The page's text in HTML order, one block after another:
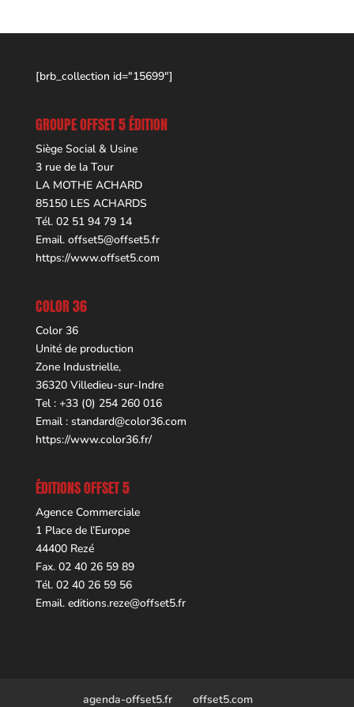
[brb_collection id="15699"]
GROUPE OFFSET 5 ÉDITION
Siège Social & Usine
3 rue de la Tour
LA MOTHE ACHARD
85150 LES ACHARDS
Tél. 02 51 94 79 14
Email. offset5@offset5.fr
https://www.offset5.com
COLOR 36
Color 36
Unité de production
Zone Industrielle,
36320 Villedieu-sur-Indre
Tel : +33 (0) 254 260 016
Email : standard@color36.com
https://www.color36.fr/
ÉDITIONS OFFSET 5
Agence Commerciale
1 Place de l’Europe
44400 Rezé
Fax. 02 40 26 59 89
Tél. 02 40 26 59 56
Email. editions.reze@offset5.fr
agenda-offset5.fr offset5.com